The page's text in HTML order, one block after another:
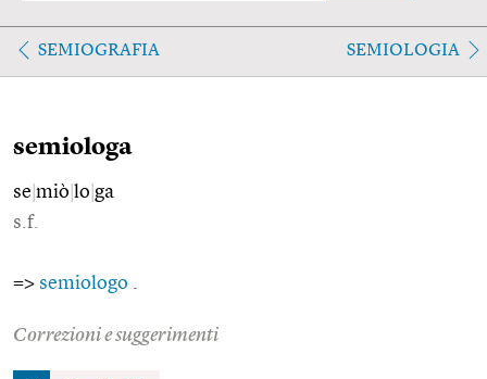
SEMIOGRAFIA SEMIOLOGIA
semiologa
se miò lo ga
s.f.
=> semiologo
Correzioni e suggerimenti